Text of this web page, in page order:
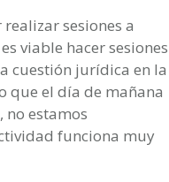
sesiones a
viable hacer sesiones
cuestión jurídica en la
que el día de mañana
estamos
funciona muy